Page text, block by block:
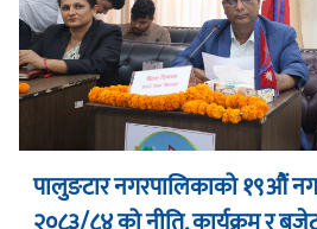
पालुङटार नगरपालिकाको १९औं